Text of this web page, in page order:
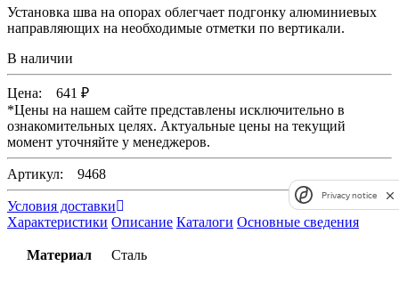
Установка шва на опорах облегчает подгонку алюминиевых
направляющих на необходимые отметки по вертикали.
В наличии
Цена: 641 ₽
*Цены на нашем сайте представлены исключительно в
ознакомительных целях. Актуальные цены на текущий
момент уточняйте у менеджеров.
Артикул: 9468
Условия доставки
Характеристики Описание Каталоги Основные сведения
Материал Сталь
Privacy notice